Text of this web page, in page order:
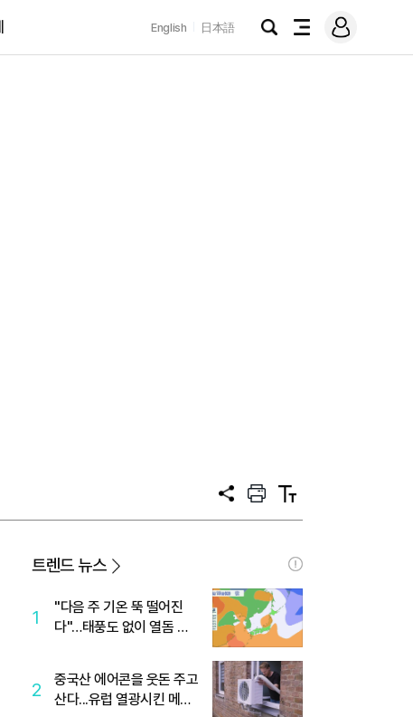
English 日本語
검
전
메
그
공
프
트
텍
트
트렌드 뉴스
1
"다음 주 기온 뚝 떨어진
다"…태풍도 없이 열돔 박
2
중국산 에어콘을 웃돈 주고
산다...유럽 열광시킨 메이